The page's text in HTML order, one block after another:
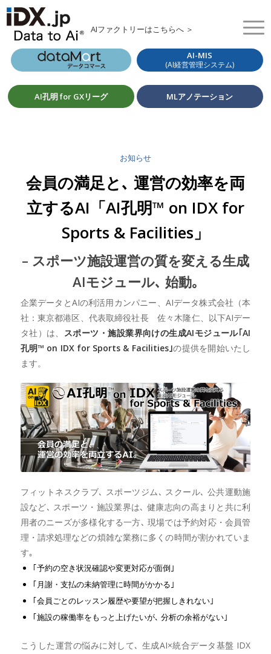
AIファクトリーはこちらへ ＞
AI-MIS
(AI経営管理システム)
AI孔明 for GXリーグ MLアノテーション
お知らせ
会員の満足と､ 運営の効率を両
立するAI「AI孔明™ on IDX for
Sports & Facilities」
– スポーツ施設運営の質を変える生成
AIモジュール､ 始動｡
企業データとAIの利活用カンパニー、AIデータ株式会社（本
社：東京都港区、代表取締役社長 佐々木隆仁、以下AIデー
タ社）は、 スポーツ・施設業界向けの生成AIモジュール｢AI
孔明™ on IDX for Sports & Facilities｣の提供を開始いたし
ます。
フィットネスクラブ､ スポーツジム､ スクール､ 公共運動施
設など､ スポーツ・施設業界は､ 健康志向の高まりと共に利
用者のニーズが多様化する一方､ 現場では予約対応・会員管
理・請求処理などの煩雑な業務に多くの時間が割かれていま
す｡
｢予約の空き状況確認や変更対応が面倒｣
｢月謝・支払の未納管理に時間がかかる｣
｢会員ごとのレッスン履歴や要望が把握しきれない｣
｢施設の稼働率をもっと上げたいが､ 分析の余裕がない｣
こうした運営の悩みに対して､ 生成AI×統合データ基盤 IDX